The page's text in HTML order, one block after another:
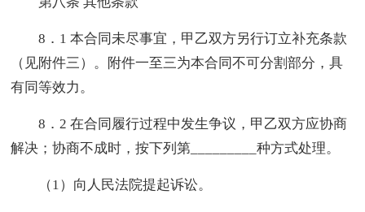
8．1 本合同未尽事宜，甲乙双方另行订立补充条款
（见附件三）。附件一至三为本合同不可分割部分，具
有同等效力。
8．2 在合同履行过程中发生争议，甲乙双方应协商
解决；协商不成时，按下列第_________种方式处理。
（1）向人民法院提起诉讼。